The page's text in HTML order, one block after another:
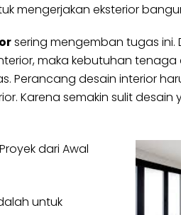
mengerjakan eksterior
sering mengemban tugas
maka kebutuhan tenaga
Perancang desain interior
Karena semakin sulit desain
dari Awal
untuk